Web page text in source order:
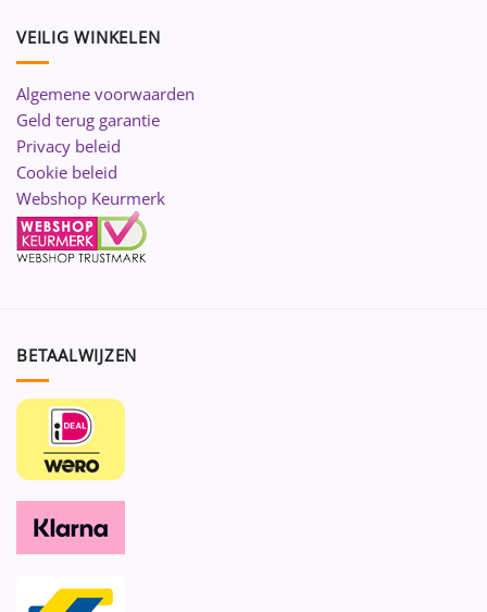
VEILIG WINKELEN
Algemene voorwaarden
Geld terug garantie
Privacy beleid
Cookie beleid
Webshop Keurmerk
BETAALWIJZEN